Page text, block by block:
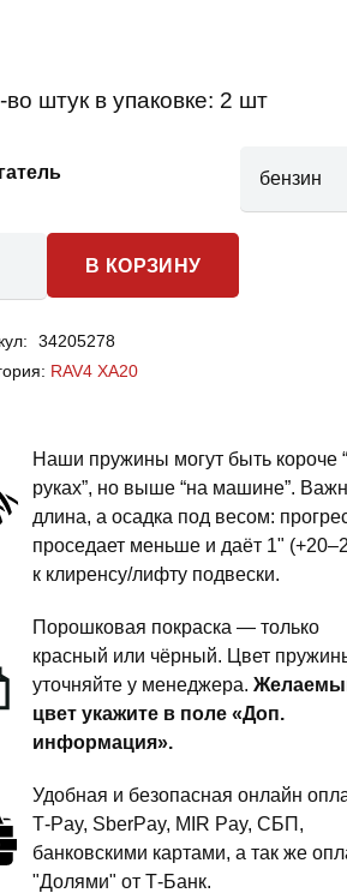
во штук в упаковке: 2 шт
В КОРЗИНУ
34205278
RAV4 XA20
Наши пружины могут быть короче
руках”, но выше “на машине”.
длина, а осадка под весом:
проседает меньше и даёт 1"
к клиренсу/лифту подвески.
Порошковая покраска — только
красный или чёрный. Цвет
уточняйте у менеджера.
цвет укажите в поле «Доп.
информация».
Удобная и безопасная онлайн
T‑Pay, SberPay, MIR Pay, СБП,
банковскими картами, а так же
"Долями" от Т-Банк.